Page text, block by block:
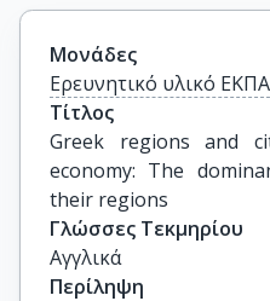
Μονάδες
Ερευνητικό υλικό ΕΚΠΑ
Τίτλος
Greek regions and
economy: The
their regions
Γλώσσες Τεκμηρίου
Αγγλικά
Περίληψη